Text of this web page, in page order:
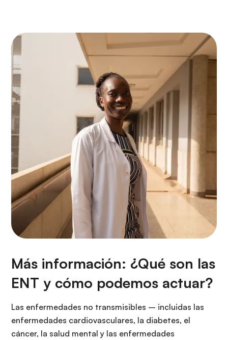
Más información: ¿Qué son las
ENT y cómo podemos actuar?
Las enfermedades no transmisibles – incluidas las
enfermedades cardiovasculares, la diabetes, el
cáncer, la salud mental y las enfermedades